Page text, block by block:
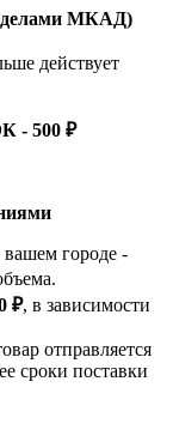
МКАД)
действует
- 500 ₽
вашем городе -
₽, в зависимости
отправляется
сроки поставки